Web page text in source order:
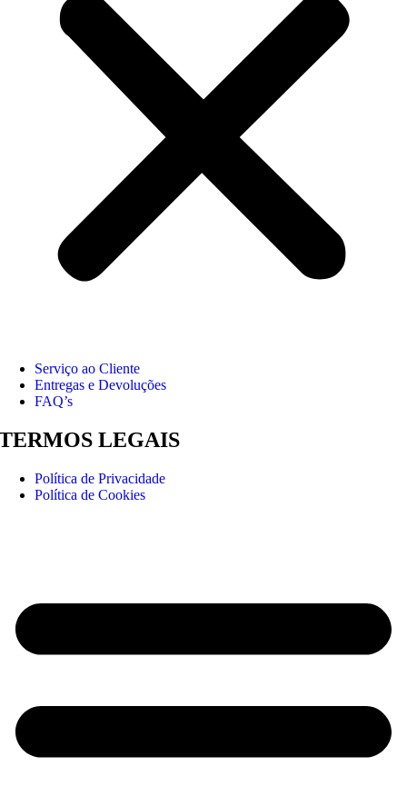
Serviço ao Cliente
Entregas e Devoluções
FAQ’s
LEGAIS
Política de Privacidade
Política de Cookies